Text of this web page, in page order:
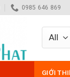
0985 646 869
GIỚI